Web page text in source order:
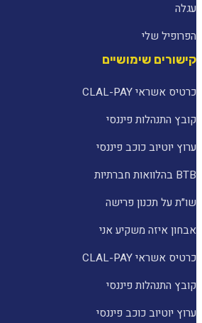
עגלה
הפרופיל שלי
קישורים שימושיים
כרטיס אשראי CLAL-PAY
קובץ התנהלות פיננסי
ערוץ יוטיוב כוכב פיננסי
BTB בהלוואות חברתיות
שו״ת על תכנון פרישה
אבחון איזה משקיע אני
כרטיס אשראי CLAL-PAY
קובץ התנהלות פיננסי
ערוץ יוטיוב כוכב פיננסי